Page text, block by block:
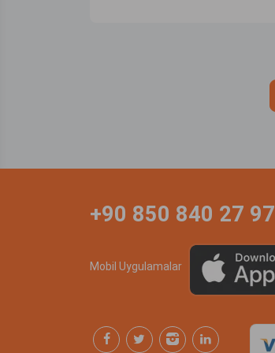
+90 850 840 27 97
Mobil Uygulamalar